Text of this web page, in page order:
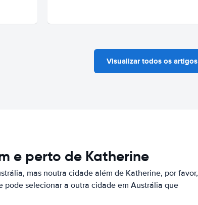
Visualizar todos os artigos
e perto de Katherine
mas noutra cidade além de Katherine, por favor,
pode selecionar a outra cidade em Austrália que